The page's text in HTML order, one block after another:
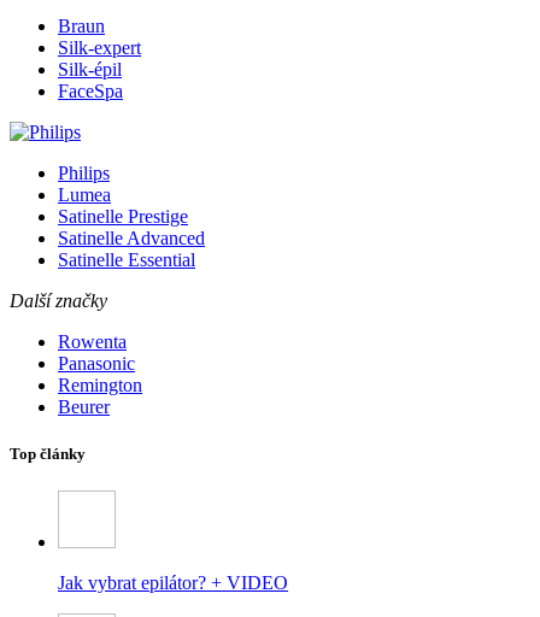
Braun
Silk-expert
Silk-épil
FaceSpa
Philips
Lumea
Satinelle Prestige
Satinelle Advanced
Satinelle Essential
Další značky
Rowenta
Panasonic
Remington
Beurer
Top články
Jak vybrat epilátor? + VIDEO